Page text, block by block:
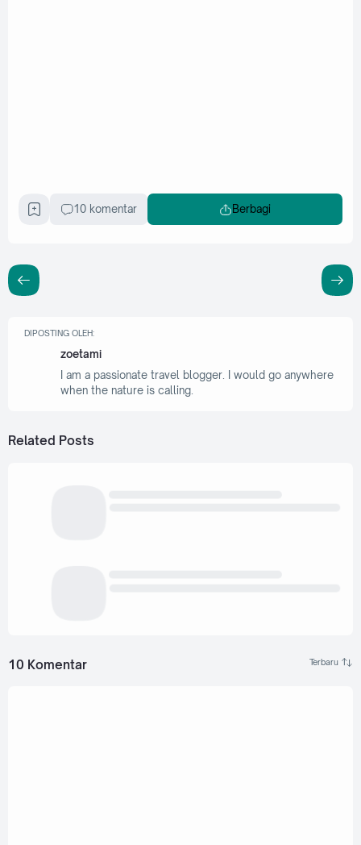
10 komentar Berbagi
DIPOSTING OLEH:
zoetami
I am a passionate travel blogger. I would go anywhere
when the nature is calling.
Related Posts
10 Komentar